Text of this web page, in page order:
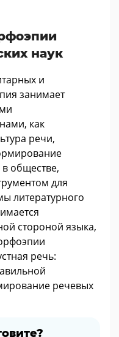
наук
и
занимает
как
речи,
обществе,
для
литературного
стороной языка,
речь:
речевых